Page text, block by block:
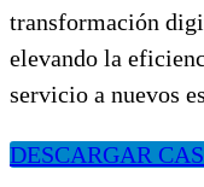
transformación
elevando la
servicio a nuevos
DESCARGAR